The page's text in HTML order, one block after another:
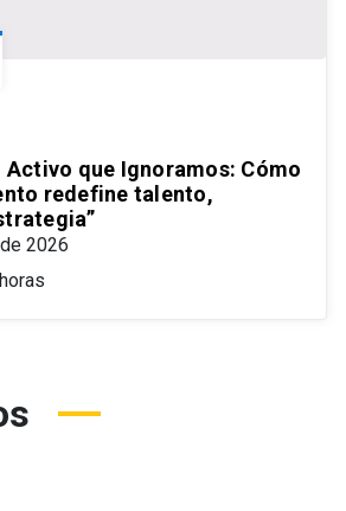
Activo que Ignoramos: Cómo
redefine talento,
2026